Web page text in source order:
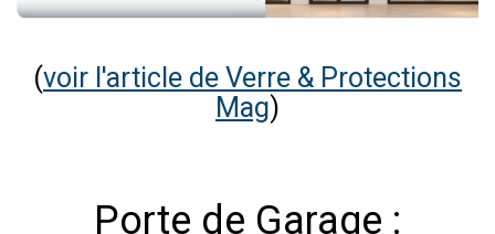
(voir l'article de Verre & Protections
Mag)
Porte de Garage :